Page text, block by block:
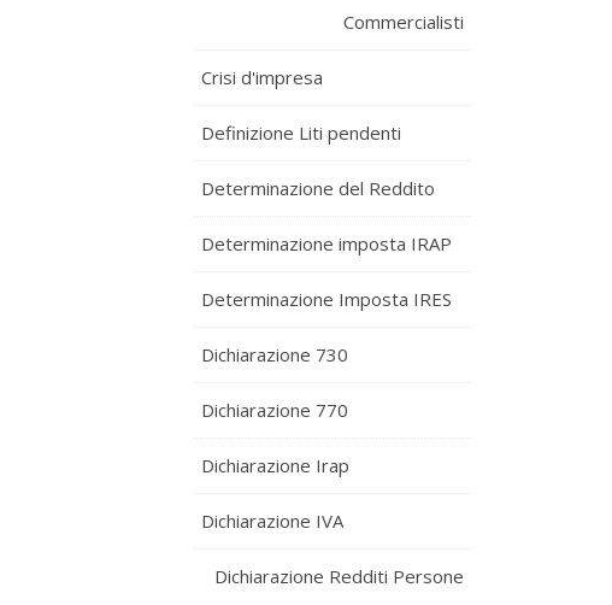
Commercialisti
Crisi d'impresa
Definizione Liti pendenti
Determinazione del Reddito
Determinazione imposta IRAP
Determinazione Imposta IRES
Dichiarazione 730
Dichiarazione 770
Dichiarazione Irap
Dichiarazione IVA
Dichiarazione Redditi Persone